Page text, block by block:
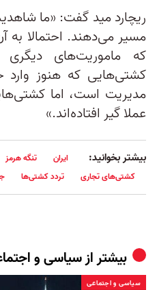
ریچارد مید گفت: «ما
مسیر می‌دهند. احتمالا
که ماموریت‌های
کشتی‌هایی که هنوز وارد
مدیریت است، اما
عملا گیر افتاده‌اند.»
بیشتر بخوانید: ایران تنگه هرمز
کشتی‌های تجاری
تردد کشتی‌ها
بیشتر ازسیاسی و
سیاسی و اجتماعی